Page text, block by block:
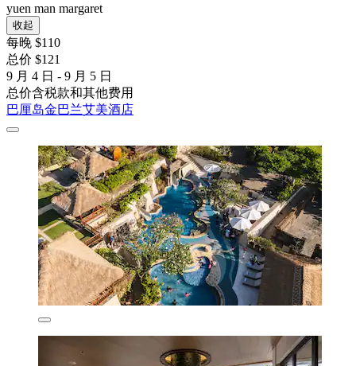
yuen man margaret
收起
每晚 $110
总价 $121
9 月 4 日 - 9 月 5 日
总价含税款和其他费用
巴厘岛金巴兰艾美酒店